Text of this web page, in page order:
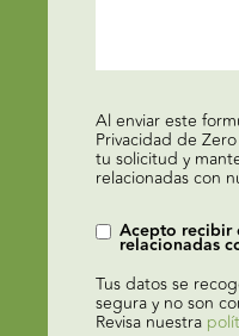
Al enviar este
Privacidad de
tu solicitud y
relacionadas con
Acepto recibir
relacionadas
Tus datos se
segura y no son
Revisa nuestra